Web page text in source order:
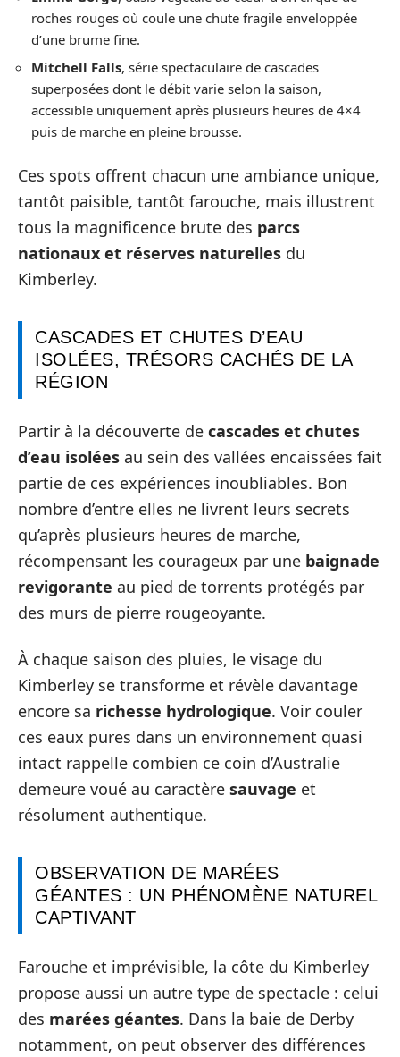
roches rouges où coule une chute fragile enveloppée
d’une brume fine.
Mitchell Falls, série spectaculaire de cascades
superposées dont le débit varie selon la saison,
accessible uniquement après plusieurs heures de 4×4
puis de marche en pleine brousse.
Ces spots offrent chacun une ambiance unique,
tantôt paisible, tantôt farouche, mais illustrent
tous la magnificence brute des parcs
nationaux et réserves naturelles du
Kimberley.
CASCADES ET CHUTES D’EAU
ISOLÉES, TRÉSORS CACHÉS DE LA
RÉGION
Partir à la découverte de cascades et chutes
d’eau isolées au sein des vallées encaissées fait
partie de ces expériences inoubliables. Bon
nombre d’entre elles ne livrent leurs secrets
qu’après plusieurs heures de marche,
récompensant les courageux par une baignade
revigorante au pied de torrents protégés par
des murs de pierre rougeoyante.
À chaque saison des pluies, le visage du
Kimberley se transforme et révèle davantage
encore sa richesse hydrologique. Voir couler
ces eaux pures dans un environnement quasi
intact rappelle combien ce coin d’Australie
demeure voué au caractère sauvage et
résolument authentique.
OBSERVATION DE MARÉES
GÉANTES : UN PHÉNOMÈNE NATUREL
CAPTIVANT
Farouche et imprévisible, la côte du Kimberley
propose aussi un autre type de spectacle : celui
des marées géantes. Dans la baie de Derby
notamment, on peut observer des différences